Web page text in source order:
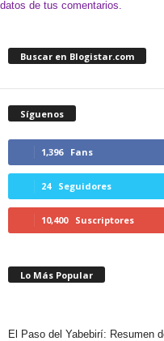
datos de tus comentarios.
Buscar en Blogistar.com
Síguenos
1,396 Fans
24 Seguidores
10,400 Suscriptores
Lo Más Popular
El Paso del Yabebirí: Resumen